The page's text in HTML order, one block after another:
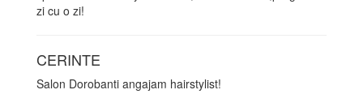
zi cu o zi!
CERINTE
Salon Dorobanti angajam hairstylist!